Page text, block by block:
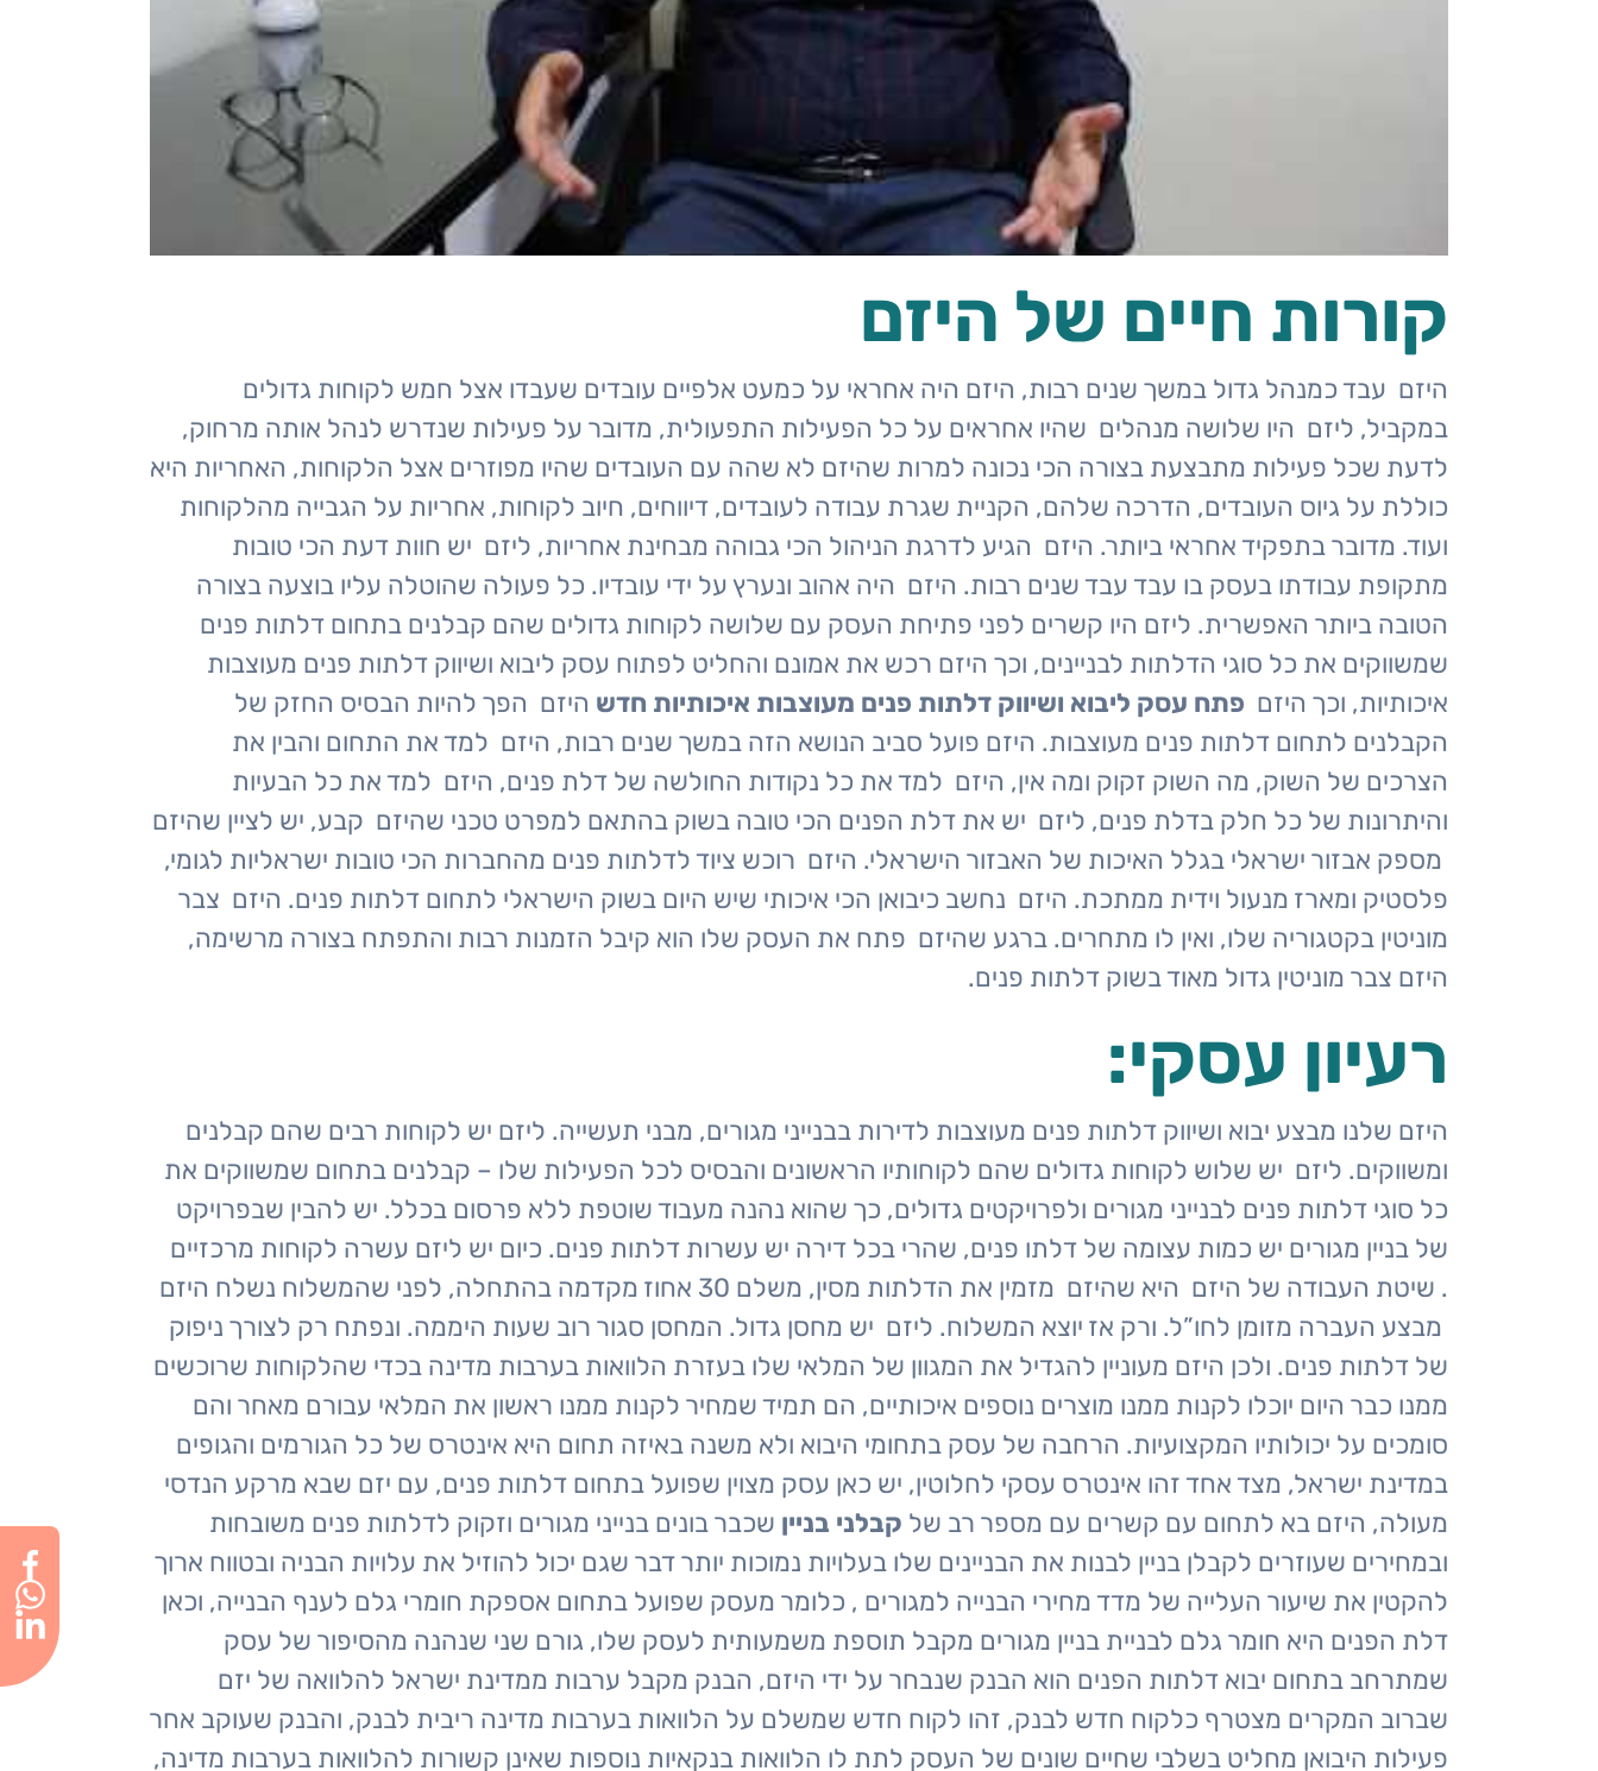
פארק
מגדל
קורות חיים של היזם
היזם עבד כמנהל גדול במשך שנים רבות, היזם היה אחראי על כמעט אלפיים עובדים שעבדו אצל חמש לקוחות גדולים
במקביל, ליזם היו שלושה מנהלים שהיו אחראים על כל הפעילות התפעולית, מדובר על פעילות שנדרש לנהל אותה מרחוק,
לדעת שכל פעילות מתבצעת בצורה הכי נכונה למרות שהיזם לא שהה עם העובדים שהיו מפוזרים אצל הלקוחות, האחריות היא
כוללת על גיוס העובדים, הדרכה שלהם, הקניית שגרת עבודה לעובדים, דיווחים, חיוב לקוחות, אחריות על הגבייה מהלקוחות
ועוד. מדובר בתפקיד אחראי ביותר. היזם הגיע לדרגת הניהול הכי גבוהה מבחינת אחריות, ליזם יש חוות דעת הכי טובות
מתקופת עבודתו בעסק בו עבד עבד שנים רבות. היזם היה אהוב ונערץ על ידי עובדיו. כל פעולה שהוטלה עליו בוצעה בצורה
הטובה ביותר האפשרית. ליזם היו קשרים לפני פתיחת העסק עם שלושה לקוחות גדולים שהם קבלנים בתחום דלתות פנים
שמשווקים את כל סוגי הדלתות לבניינים, וכך היזם רכש את אמונם והחליט לפתוח עסק ליבוא ושיווק דלתות פנים מעוצבות
איכותיות, וכך היזם פתח עסק ליבוא ושיווק דלתות פנים מעוצבות איכותיות חדש היזם הפך להיות הבסיס החזק של
הקבלנים לתחום דלתות פנים מעוצבות. היזם פועל סביב הנושא הזה במשך שנים רבות, היזם למד את התחום והבין את
הצרכים של השוק, מה השוק זקוק ומה אין, היזם למד את כל נקודות החולשה של דלת פנים, היזם למד את כל הבעיות
והיתרונות של כל חלק בדלת פנים, ליזם יש את דלת הפנים הכי טובה בשוק בהתאם למפרט טכני שהיזם קבע, יש לציין שהיזם
מספק אבזור ישראלי בגלל האיכות של האבזור הישראלי. היזם רוכש ציוד לדלתות פנים מהחברות הכי טובות ישראליות לגומי,
פלסטיק ומארז מנעול וידית ממתכת. היזם נחשב כיבואן הכי איכותי שיש היום בשוק הישראלי לתחום דלתות פנים. היזם צבר
מוניטין בקטגוריה שלו, ואין לו מתחרים. ברגע שהיזם פתח את העסק שלו הוא קיבל הזמנות רבות והתפתח בצורה מרשימה,
היזם צבר מוניטין גדול מאוד בשוק דלתות פנים.
רעיון עסקי:
היזם שלנו מבצע יבוא ושיווק דלתות פנים מעוצבות לדירות בבנייני מגורים, מבני תעשייה. ליזם יש לקוחות רבים שהם קבלנים
ומשווקים. ליזם יש שלוש לקוחות גדולים שהם לקוחותיו הראשונים והבסיס לכל הפעילות שלו – קבלנים בתחום שמשווקים את
כל סוגי דלתות פנים לבנייני מגורים ולפרויקטים גדולים, כך שהוא נהנה מעבוד שוטפת ללא פרסום בכלל. יש להבין שבפרויקט
של בניין מגורים יש כמות עצומה של דלתו פנים, שהרי בכל דירה יש עשרות דלתות פנים. כיום יש ליזם עשרה לקוחות מרכזיים
. שיטת העבודה של היזם היא שהיזם מזמין את הדלתות מסין, משלם 30 אחוז מקדמה בהתחלה, לפני שהמשלוח נשלח היזם
מבצע העברה מזומן לחו”ל. ורק אז יוצא המשלוח. ליזם יש מחסן גדול. המחסן סגור רוב שעות היממה. ונפתח רק לצורך ניפוק
של דלתות פנים. ולכן היזם מעוניין להגדיל את המגוון של המלאי שלו בעזרת הלוואות בערבות מדינה בכדי שהלקוחות שרוכשים
ממנו כבר היום יוכלו לקנות ממנו מוצרים נוספים איכותיים, הם תמיד שמחיר לקנות ממנו ראשון את המלאי עבורם מאחר והם
סומכים על יכולותיו המקצועיות. הרחבה של עסק בתחומי היבוא ולא משנה באיזה תחום היא אינטרס של כל הגורמים והגופים
במדינת ישראל, מצד אחד זהו אינטרס עסקי לחלוטין, יש כאן עסק מצוין שפועל בתחום דלתות פנים, עם יזם שבא מרקע הנדסי
מעולה, היזם בא לתחום עם קשרים עם מספר רב של קבלני בניין שכבר בונים בנייני מגורים וזקוק לדלתות פנים משובחות
ובמחירים שעוזרים לקבלן בניין לבנות את הבניינים שלו בעלויות נמוכות יותר דבר שגם יכול להוזיל את עלויות הבניה ובטווח ארוך
להקטין את שיעור העלייה של מדד מחירי הבנייה למגורים , כלומר מעסק שפועל בתחום אספקת חומרי גלם לענף הבנייה, וכאן
דלת הפנים היא חומר גלם לבניית בניין מגורים מקבל תוספת משמעותית לעסק שלו, גורם שני שנהנה מהסיפור של עסק
שמתרחב בתחום יבוא דלתות הפנים הוא הבנק שנבחר על ידי היזם, הבנק מקבל ערבות ממדינת ישראל להלוואה של יזם
שברוב המקרים מצטרף כלקוח חדש לבנק, זהו לקוח חדש שמשלם על הלוואות בערבות מדינה ריבית לבנק, והבנק שעוקב אחר
פעילות היבואן מחליט בשלבי שחיים שונים של העסק לתת לו הלוואות בנקאיות נוספות שאינן קשורות להלוואות בערבות מדינה,